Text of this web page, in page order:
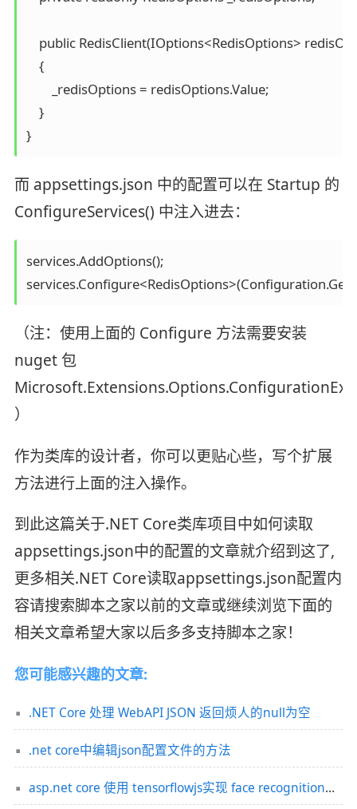
public RedisClient(IOptions<RedisOptions>
    {
        _redisOptions = redisOptions.Value;
    }
}
而 appsettings.json 中的配置可以在 Startup 的
ConfigureServices() 中注入进去：
services.AddOptions();
（注：使用上面的 Configure 方法需要安装
nuget 包
）
作为类库的设计者，你可以更贴心些，写个扩展
方法进行上面的注入操作。
到此这篇关于.NET Core类库项目中如何读取
appsettings.json中的配置的文章就介绍到这了,
更多相关.NET Core读取appsettings.json配置内
容请搜索脚本之家以前的文章或继续浏览下面的
相关文章希望大家以后多多支持脚本之家！
您可能感兴趣的文章:
.NET Core 处理 WebAPI JSON 返回烦人的null为空
.net core中编辑json配置文件的方法
asp.net core 使用 tensorflowjs实现 face recognition的源代码